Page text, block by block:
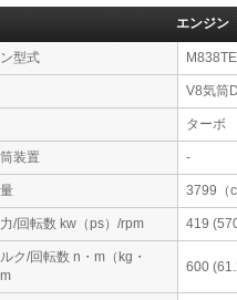
エンジン
型式 M838TE
V8気筒
ターボ
装置 -
3799（
/回転数 kw（ps）/rpm 419
ク/回転数 n・m（kg・
600